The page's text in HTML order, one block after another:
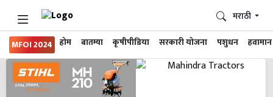
MFOI 2024 होम बातम्या कृषीपीडिया सरकारी योजना पशुधन हवामान
मराठी